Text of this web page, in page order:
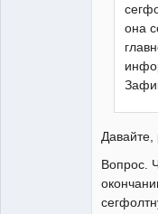
она
Давайте,
Вопрос.